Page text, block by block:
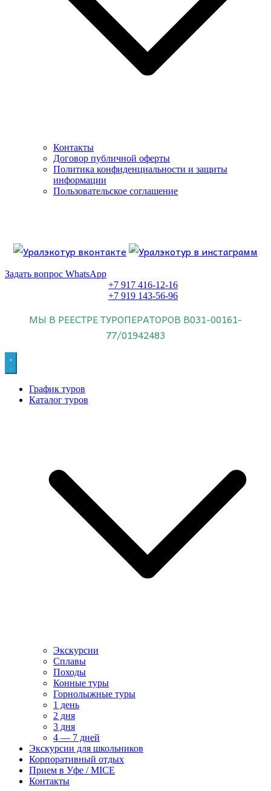
Контакты
Договор публичной оферты
Политика конфиденциальности и защиты
информации
Пользовательское соглашение
Знайте об этом.
Задать вопрос WhatsApp
+7 917 416-12-16
+7 919 143-56-96
МЫ В РЕЕСТРЕ ТУРОПЕРАТОРОВ В031-00161-
77/01942483
График туров
Каталог туров
Экскурсии
Сплавы
Походы
Конные туры
Горнолыжные туры
1 день
2 дня
3 дня
4 — 7 дней
Экскурсии для школьников
Корпоративный отдых
Прием в Уфе / MICE
Контакты